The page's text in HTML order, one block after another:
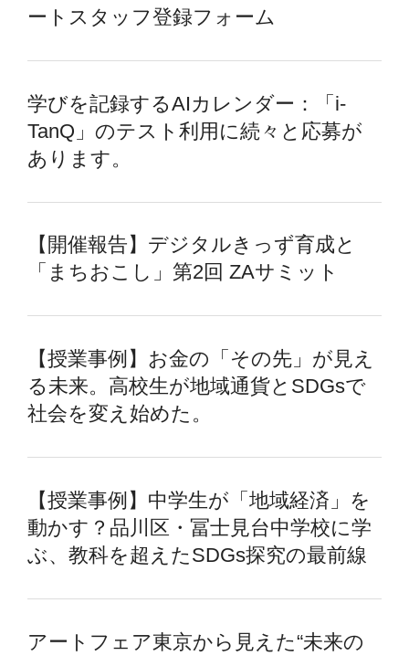
ートスタッフ登録フォーム
学びを記録するAIカレンダー：「i-
TanQ」のテスト利用に続々と応募が
あります。
【開催報告】デジタルきっず育成と
「まちおこし」第2回 ZAサミット
【授業事例】お金の「その先」が見え
る未来。高校生が地域通貨とSDGsで
社会を変え始めた。
【授業事例】中学生が「地域経済」を
動かす？品川区・冨士見台中学校に学
ぶ、教科を超えたSDGs探究の最前線
アートフェア東京から見えた“未来の